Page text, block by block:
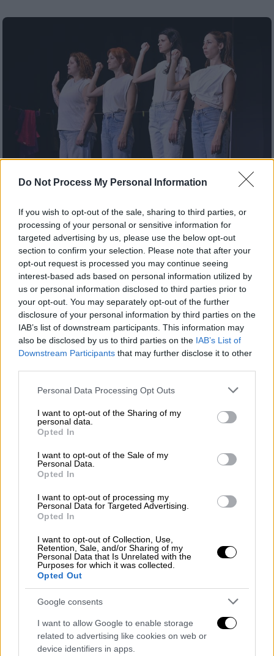
Do Not Process My Personal Information
If you wish to opt-out of the sale, sharing to third parties, or
processing of your personal or sensitive information for
targeted advertising by us, please use the below opt-out
section to confirm your selection. Please note that after your
opt-out request is processed you may continue seeing
interest-based ads based on personal information utilized by
us or personal information disclosed to third parties prior to
your opt-out. You may separately opt-out of the further
disclosure of your personal information by third parties on the
IAB’s list of downstream participants. This information may
also be disclosed by us to third parties on the IAB’s List of
Downstream Participants that may further disclose it to other
Please note that this website/app uses one or more Google
not limited to your visit or usage behaviour. You may click to
grant or deny consent to Google and its third-party tags to
use your data for below specified purposes in below Google
consent section.
Personal Data Processing Opt Outs
I want to opt-out of the Sharing of my
personal data.
Opted In
I want to opt-out of the Sale of my
Personal Data.
Opted In
I want to opt-out of processing my
Personal Data for Targeted Advertising.
Opted In
I want to opt-out of Collection, Use,
Retention, Sale, and/or Sharing of my
Personal Data that Is Unrelated with the
Purposes for which it was collected.
Opted Out
Google consents
I want to allow Google to enable storage
related to advertising like cookies on web or
device identifiers in apps.
Θέατρο|11.06.2026 11:00
Κατερίνα - Μάγια Ανδριανού, γιατί η
κοινωνία εξακολουθεί να αναζητά
ευθύνες στα θύματα;
Με αφορμή την παράσταση «GLOW ή πώς να
γυρίσεις ασφαλής στο σπίτι σου», η
σκηνοθέτρια Κατερίνα-Μάγια Ανδριανού
μιλά στο ethnos.gr για την έμφυλη βία, τη
δύναμη της τέχνης και την ανάγκη να σπάσει
η σιωπή γύρω από όσα συμβαίνουν πίσω από
κλειστές πόρτες
Ελλάδα|02.06.2026 13:55
ελληνικού Δημοσίου πρότεινε η
εισαγγελέας στη δίκη των Τεμπών